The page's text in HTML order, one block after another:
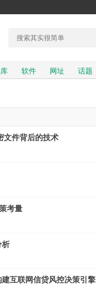
软件 网址 话题
文件背后的技术
考量
析
互联网信贷风控决策引擎